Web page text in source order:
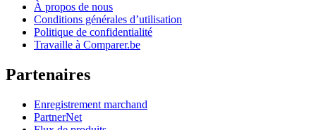
À propos de nous
Conditions générales d’utilisation
Politique de confidentialité
Travaille à Comparer.be
Partenaires
Enregistrement marchand
PartnerNet